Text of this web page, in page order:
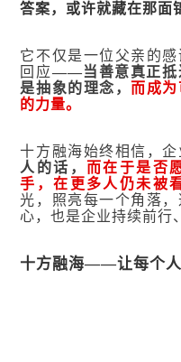
答案，或许就藏在那面
它不仅是一位父亲的
回应——当善意真正抵
是抽象的理念， 而成
的力量。
十方融海始终相信，企
人的话， 而在于是否
手，在更多人仍未被
光，照亮每一个角落
心，也是企业持续前行
十方融海——让每个人